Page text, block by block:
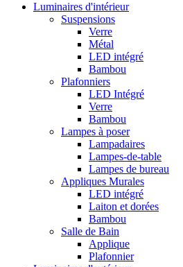
Luminaires d'intérieur
Suspensions
Verre
Métal
LED intégré
Bambou
Plafonniers
LED Intégré
Verre
Bambou
Lampes à poser
Lampadaires
Lampes-de-table
Lampes de bureau
Appliques Murales
LED intégré
Laiton et dorées
Bambou
Salle de Bain
Applique
Plafonnier